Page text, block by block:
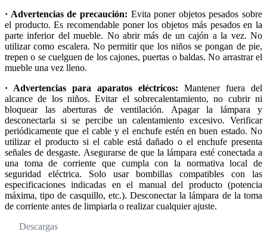
· Advertencias de precaución: Evita poner objetos pesados sobre
el producto. Es recomendable poner los objetos más pesados en la
parte inferior del mueble. No abrir más de un cajón a la vez. No
utilizar como escalera. No permitir que los niños se pongan de pie,
trepen o se cuelguen de los cajones, puertas o baldas. No arrastrar el
mueble una vez lleno.
· Advertencias para aparatos eléctricos: Mantener fuera del
alcance de los niños. Evitar el sobrecalentamiento, no cubrir ni
bloquear las aberturas de ventilación. Apagar la lámpara y
desconectarla si se percibe un calentamiento excesivo. Verificar
periódicamente que el cable y el enchufe estén en buen estado. No
utilizar el producto si el cable está dañado o el enchufe presenta
señales de desgaste. Asegurarse de que la lámpara esté conectada a
una toma de corriente que cumpla con la normativa local de
seguridad eléctrica. Solo usar bombillas compatibles con las
especificaciones indicadas en el manual del producto (potencia
máxima, tipo de casquillo, etc.). Desconectar la lámpara de la toma
de corriente antes de limpiarla o realizar cualquier ajuste.
Descargas